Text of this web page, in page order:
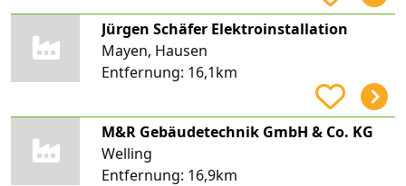
Jürgen Schäfer Elektroinstallation
Mayen, Hausen
Entfernung: 16,1km
M&R Gebäudetechnik GmbH & Co. KG
Welling
Entfernung: 16,9km